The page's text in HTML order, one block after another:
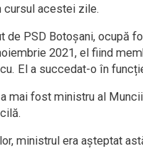
acestei zile.
de PSD Botoșani, ocupă
2021, el fiind
El a succedat-o în
mai fost ministru al
ministrul era aşteptat